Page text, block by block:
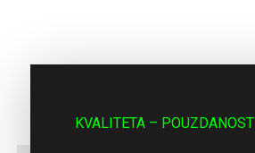
KVALITETA – POUZDANOST